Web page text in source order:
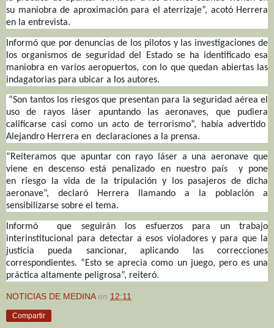
su maniobra de aproximación para el aterrizaje”, acotó Herrera
en la entrevista.
Informó que por denuncias de los pilotos y las investigaciones de
los organismos de seguridad del Estado se ha identificado esa
maniobra en varios aeropuertos, con lo que quedan abiertas las
indagatorias para ubicar a los autores.
“Son tantos los riesgos que presentan para la seguridad aérea el
uso de rayos láser apuntando las aeronaves, que pudiera
calificarse casi como un acto de terrorismo”, había advertido
Alejandro Herrera en declaraciones a la prensa.
“Reiteramos que apuntar con rayo láser a una aeronave que
viene en descenso está penalizado en nuestro país y pone
en riesgo la vida de la tripulación y los pasajeros de dicha
aeronave”, declaró Herrera llamando a la población a
sensibilizarse sobre el tema.
Informó que seguirán los esfuerzos para un trabajo
interinstitucional para detectar a esos violadores y para que la
justicia pueda sancionar, aplicando las correcciones
correspondientes. “Esto se aprecia como un juego, pero es una
práctica altamente peligrosa”, reiteró.
NOTICIAS DE MEDINA en 12:11
Compartir